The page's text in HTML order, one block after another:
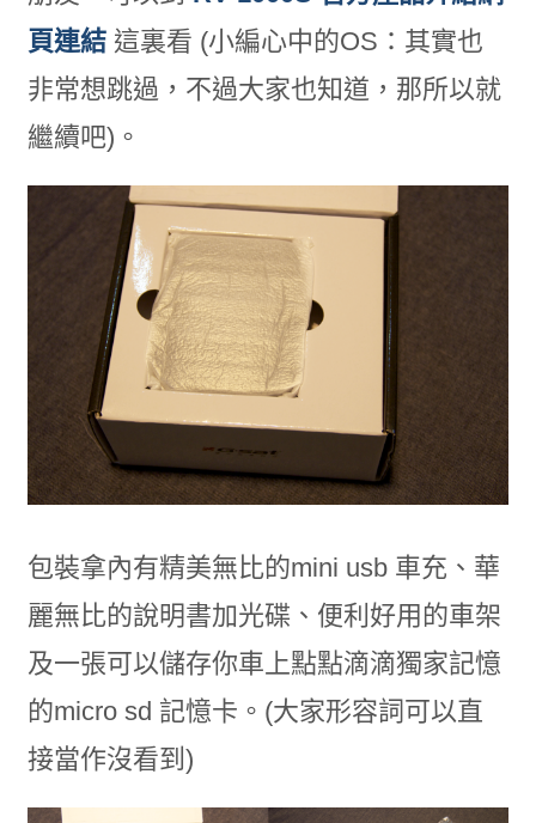
頁連結這裏看 (小編心中的OS：其實也
非常想跳過，不過大家也知道，那所以就
繼續吧)。
包裝拿內有精美無比的mini usb 車充、華
麗無比的說明書加光碟、便利好用的車架
及一張可以儲存你車上點點滴滴獨家記憶
的micro sd 記憶卡。(大家形容詞可以直
接當作沒看到)